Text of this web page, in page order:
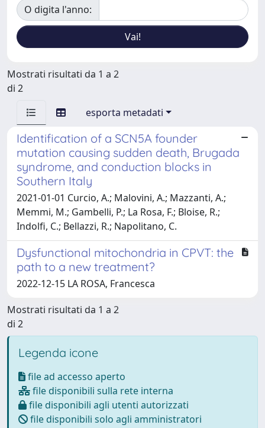
O digita l'anno:
Mostrati risultati da 1 a 2
di 2
esporta metadati
Identification of a SCN5A founder
mutation causing sudden death, Brugada
syndrome, and conduction blocks in
Southern Italy
2021-01-01 Curcio, A.; Malovini, A.; Mazzanti, A.;
Memmi, M.; Gambelli, P.; La Rosa, F.; Bloise, R.;
Indolfi, C.; Bellazzi, R.; Napolitano, C.
Dysfunctional mitochondria in CPVT: the
path to a new treatment?
2022-12-15 LA ROSA, Francesca
Mostrati risultati da 1 a 2
di 2
Legenda icone
file ad accesso aperto
file disponibili sulla rete interna
file disponibili agli utenti autorizzati
file disponibili solo agli amministratori